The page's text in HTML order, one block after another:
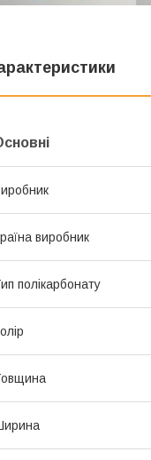
виробник
полікарбонату